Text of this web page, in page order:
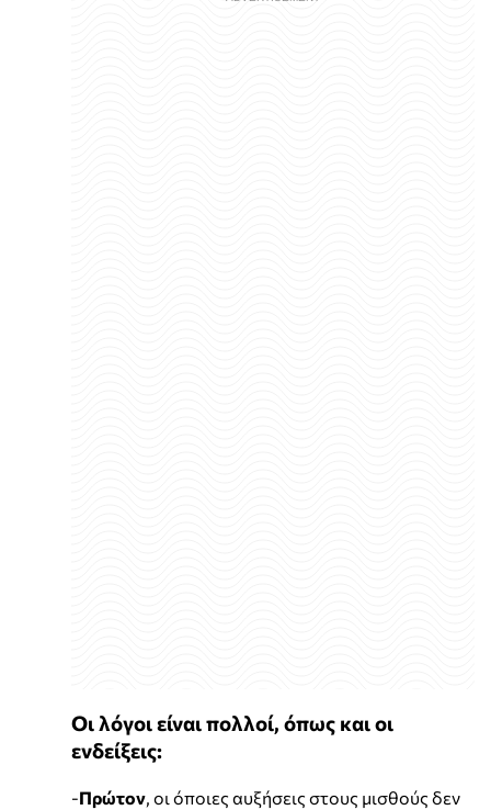
Οι λόγοι είναι πολλοί, όπως και οι
ενδείξεις:
-Πρώτον, οι όποιες αυξήσεις στους μισθούς δεν